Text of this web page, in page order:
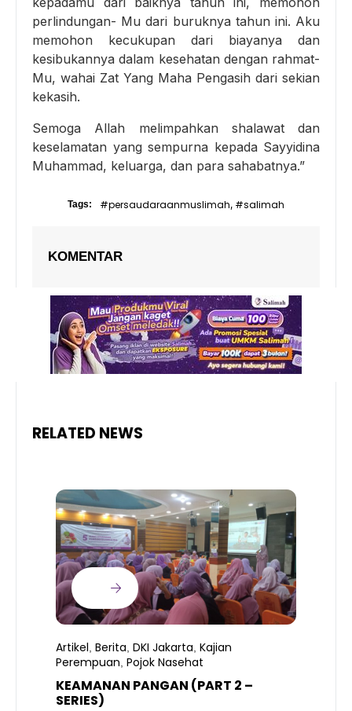
perlindungan- Mu dari buruknya tahun ini. Aku
memohon kecukupan dari biayanya dan
kesibukannya dalam kesehatan dengan rahmat-
Mu, wahai Zat Yang Maha Pengasih dari sekian
kekasih.
Semoga Allah melimpahkan shalawat dan
keselamatan yang sempurna kepada Sayyidina
Muhammad, keluarga, dan para sahabatnya.”
Tags: #persaudaraanmuslimah, #salimah
KOMENTAR
RELATED NEWS
Artikel, Berita, DKI Jakarta, Kajian
Perempuan, Pojok Nasehat
KEAMANAN PANGAN (PART 2 –
SERIES)